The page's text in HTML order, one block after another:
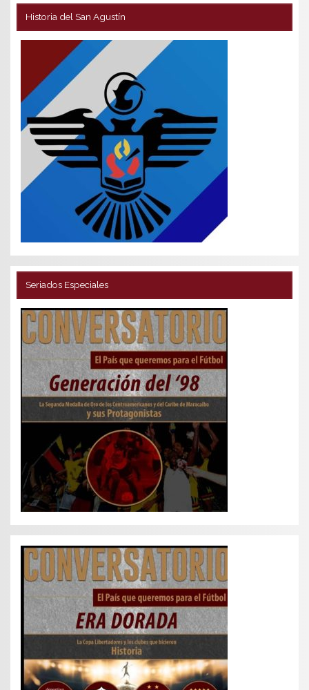
Historia del San Agustín
Seriados Especiales